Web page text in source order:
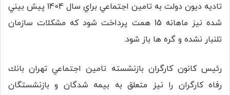
تاديه ديون دولت به تامين اجتماعي براي سال 1404 پيش بيني
شده نيز ماهانه 15 همت پرداخت شود كه مشكلات سازمان
تلنبار نشده و گره ها باز شود.
رئيس كانون كارگران بازنشسته تامين اجتماعي تهران بانك
رفاه كارگران را نيز متعلق به بيمه شدگان و بازنشستگان